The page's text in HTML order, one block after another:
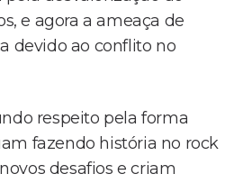
e agora a ameaça de
devido ao conflito no
respeito pela forma
fazendo história no rock
desafios e criam